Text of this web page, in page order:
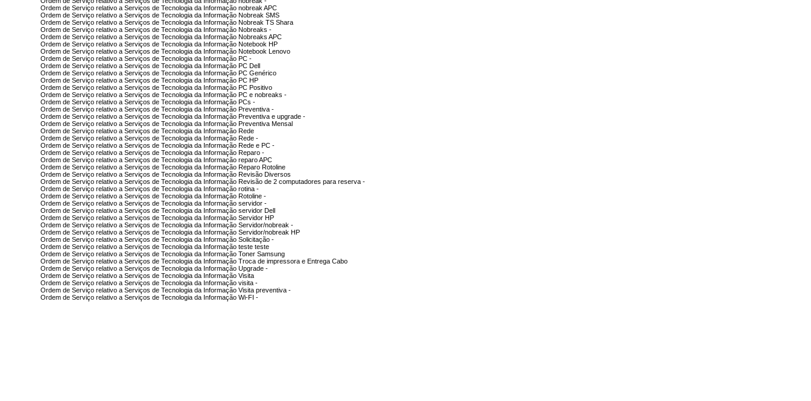
Ordem de Serviço relativo a Serviços de Tecnologia da Informação nobreak APC
Ordem de Serviço relativo a Serviços de Tecnologia da Informação Nobreak SMS
Ordem de Serviço relativo a Serviços de Tecnologia da Informação Nobreak TS Shara
Ordem de Serviço relativo a Serviços de Tecnologia da Informação Nobreaks -
Ordem de Serviço relativo a Serviços de Tecnologia da Informação Nobreaks APC
Ordem de Serviço relativo a Serviços de Tecnologia da Informação Notebook HP
Ordem de Serviço relativo a Serviços de Tecnologia da Informação Notebook Lenovo
Ordem de Serviço relativo a Serviços de Tecnologia da Informação PC -
Ordem de Serviço relativo a Serviços de Tecnologia da Informação PC Dell
Ordem de Serviço relativo a Serviços de Tecnologia da Informação PC Genérico
Ordem de Serviço relativo a Serviços de Tecnologia da Informação PC HP
Ordem de Serviço relativo a Serviços de Tecnologia da Informação PC Positivo
Ordem de Serviço relativo a Serviços de Tecnologia da Informação PC e nobreaks -
Ordem de Serviço relativo a Serviços de Tecnologia da Informação PCs -
Ordem de Serviço relativo a Serviços de Tecnologia da Informação Preventiva -
Ordem de Serviço relativo a Serviços de Tecnologia da Informação Preventiva e upgrade -
Ordem de Serviço relativo a Serviços de Tecnologia da Informação Preventiva Mensal
Ordem de Serviço relativo a Serviços de Tecnologia da Informação Rede
Ordem de Serviço relativo a Serviços de Tecnologia da Informação Rede -
Ordem de Serviço relativo a Serviços de Tecnologia da Informação Rede e PC -
Ordem de Serviço relativo a Serviços de Tecnologia da Informação Reparo -
Ordem de Serviço relativo a Serviços de Tecnologia da Informação reparo APC
Ordem de Serviço relativo a Serviços de Tecnologia da Informação Reparo Rotoline
Ordem de Serviço relativo a Serviços de Tecnologia da Informação Revisão Diversos
Ordem de Serviço relativo a Serviços de Tecnologia da Informação Revisão de 2 computadores para reserva -
Ordem de Serviço relativo a Serviços de Tecnologia da Informação rotina -
Ordem de Serviço relativo a Serviços de Tecnologia da Informação Rotoline -
Ordem de Serviço relativo a Serviços de Tecnologia da Informação servidor -
Ordem de Serviço relativo a Serviços de Tecnologia da Informação servidor Dell
Ordem de Serviço relativo a Serviços de Tecnologia da Informação Servidor HP
Ordem de Serviço relativo a Serviços de Tecnologia da Informação Servidor/nobreak -
Ordem de Serviço relativo a Serviços de Tecnologia da Informação Servidor/nobreak HP
Ordem de Serviço relativo a Serviços de Tecnologia da Informação Solicitação -
Ordem de Serviço relativo a Serviços de Tecnologia da Informação teste teste
Ordem de Serviço relativo a Serviços de Tecnologia da Informação Toner Samsung
Ordem de Serviço relativo a Serviços de Tecnologia da Informação Troca de impressora e Entrega Cabo
Ordem de Serviço relativo a Serviços de Tecnologia da Informação Upgrade -
Ordem de Serviço relativo a Serviços de Tecnologia da Informação Visita
Ordem de Serviço relativo a Serviços de Tecnologia da Informação visita -
Ordem de Serviço relativo a Serviços de Tecnologia da Informação Visita preventiva -
Ordem de Serviço relativo a Serviços de Tecnologia da Informação Wi-FI -